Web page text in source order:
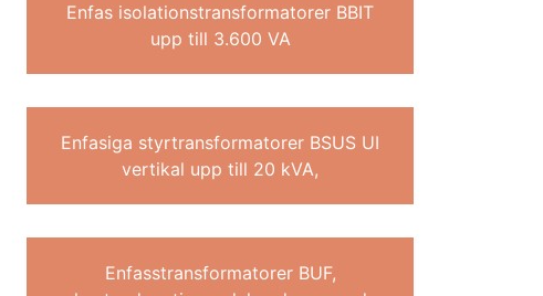
Enfas isolationstransformatorer BBIT
upp till 3.600 VA
Enfasiga styrtransformatorer BSUS UI
vertikal upp till 20 kVA,
Enfasstransformatorer BUF,